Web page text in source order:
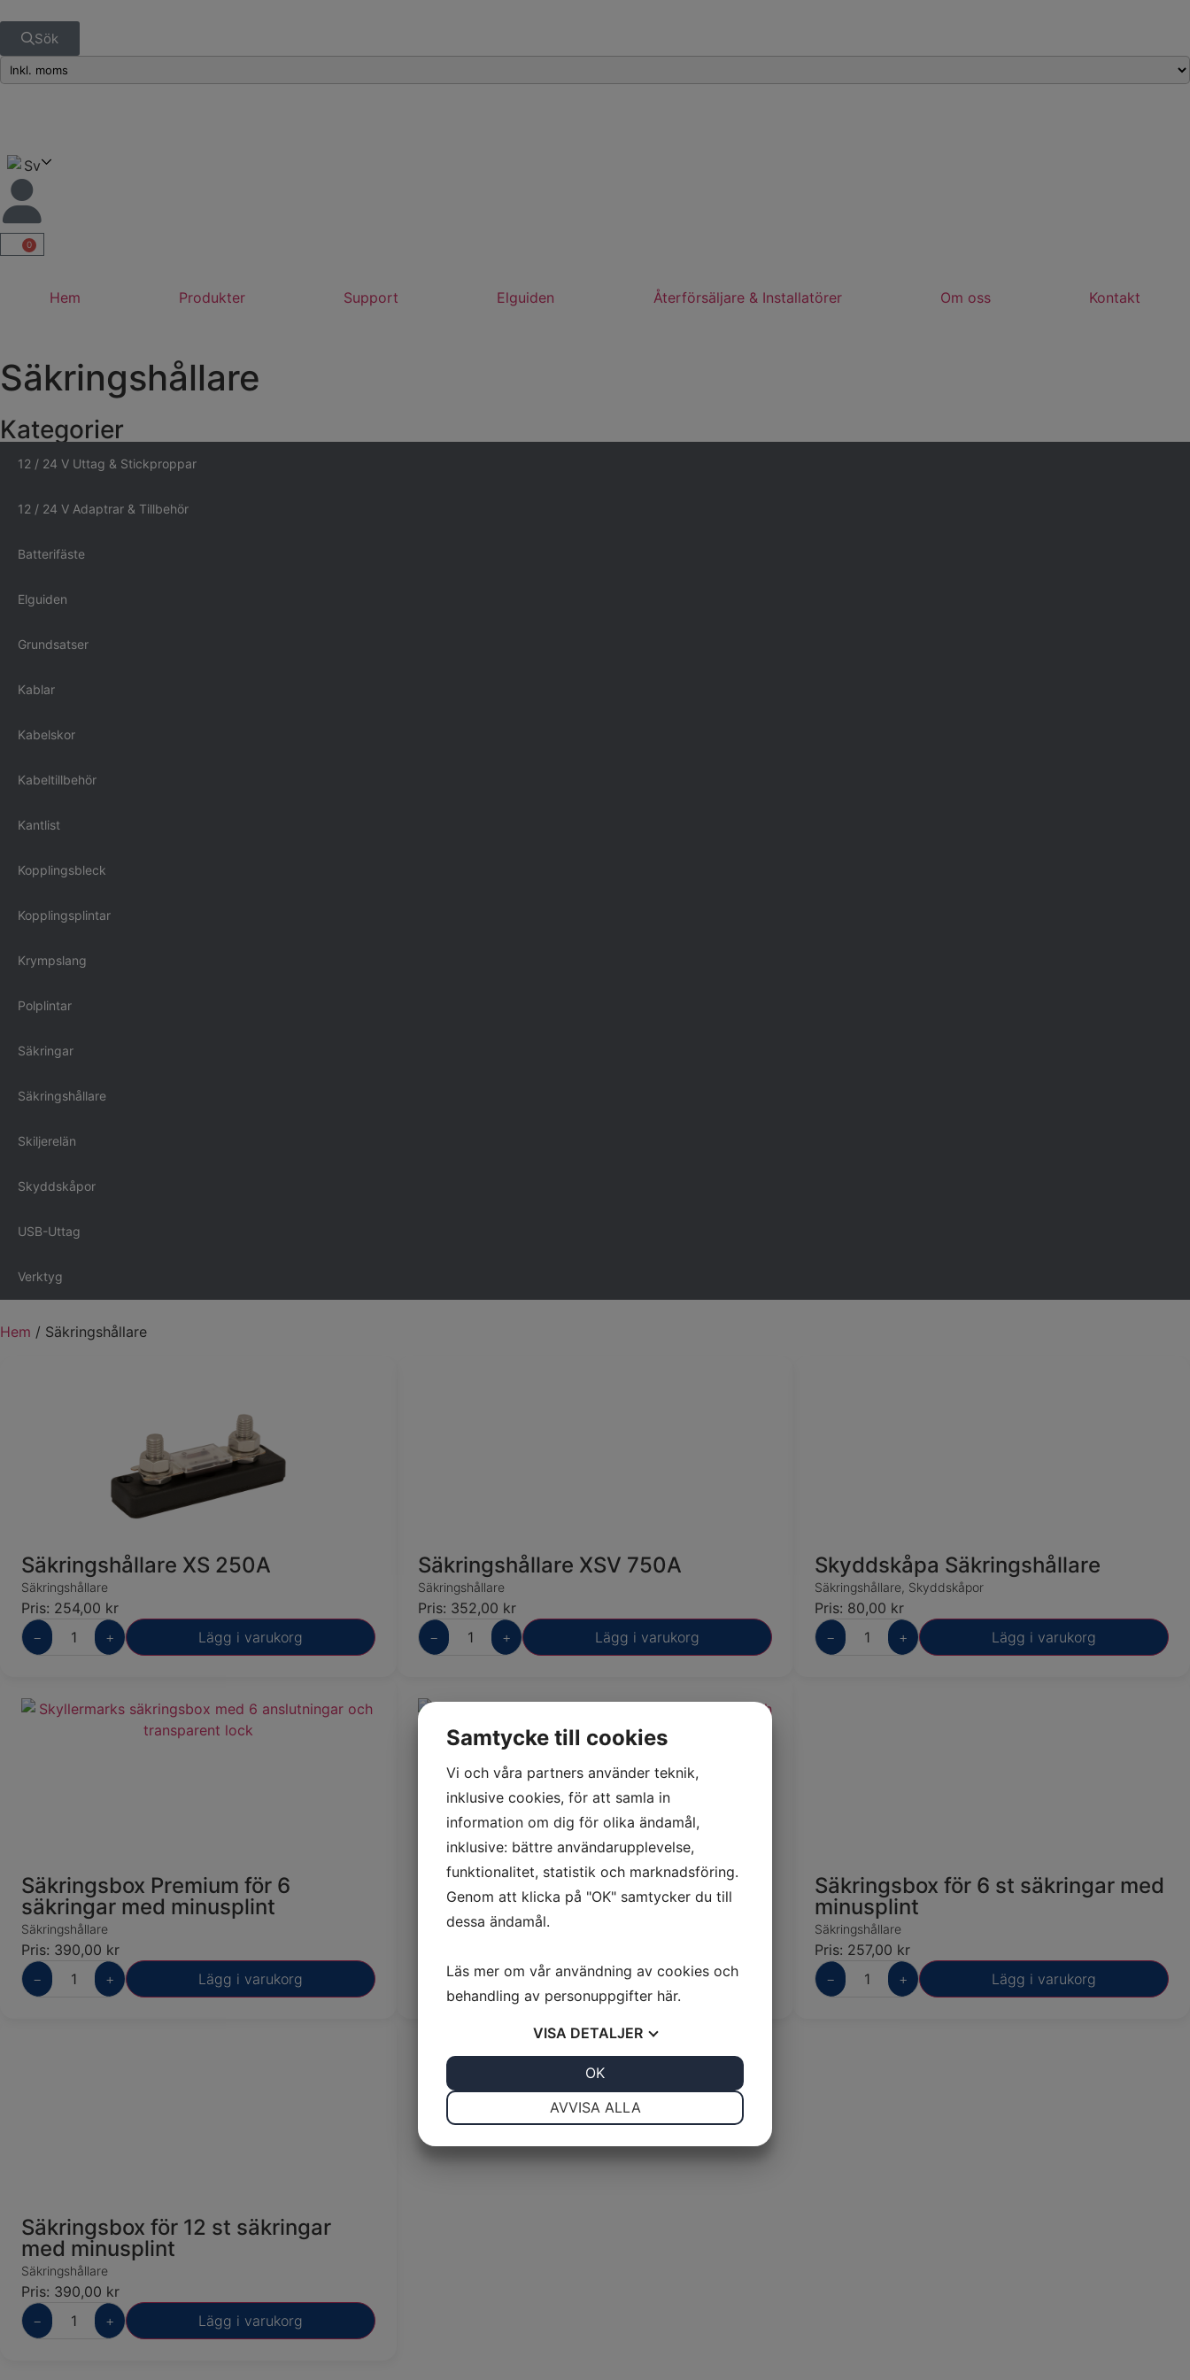
Sök
Sv
0
Hem Produkter Support Elguiden Återförsäljare & Installatörer Om oss Kontakt
Säkringshållare
Kategorier
12 / 24 V Uttag & Stickproppar
12 / 24 V Adaptrar & Tillbehör
Batterifäste
Elguiden
Grundsatser
Kablar
Kabelskor
Kabeltillbehör
Kantlist
Kopplingsbleck
Kopplingsplintar
Krympslang
Polplintar
Säkringar
Säkringshållare
Skiljerelän
Skyddskåpor
USB-Uttag
Verktyg
Hem / Säkringshållare
Säkringshållare XS 250A
Säkringshållare
Pris: 254,00 kr
−
+ Lägg i varukorg
Säkringshållare XSV 750A
Säkringshållare
Pris: 352,00 kr
−
+ Lägg i varukorg
Skyddskåpa Säkringshållare
Säkringshållare, Skyddskåpor
Pris: 80,00 kr
−
+ Lägg i varukorg
Säkringsbox Premium för 6
säkringar med minusplint
Säkringshållare
Pris: 390,00 kr
−
+ Lägg i varukorg
Säkringsbox Premium för 12
säkringar med minusplint
Säkringshållare
+ Lägg i varukorg
Säkringsbox för 6 st säkringar med
minusplint
Säkringshållare
Pris: 257,00 kr
−
+ Lägg i varukorg
Säkringsbox för 12 st säkringar
med minusplint
Säkringshållare
Pris: 390,00 kr
−
+ Lägg i varukorg
Samtycke till cookies
Vi och våra partners använder teknik,
inklusive cookies, för att samla in
information om dig för olika ändamål,
inklusive: bättre användarupplevelse,
funktionalitet, statistik och marknadsföring.
Genom att klicka på "OK" samtycker du till
dessa ändamål.
Läs mer om vår användning av cookies och
behandling av personuppgifter här.
VISA DETALJER
AVVISA ALLA
OK